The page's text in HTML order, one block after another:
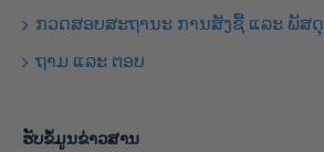
ກວດສອບສະຖານະ ການສັງຊື້ ແລະ ພັສດຸ
ຖາມ ແລະ ຕອບ
ຮັບຂໍ້ມູນຂ່າວສານ